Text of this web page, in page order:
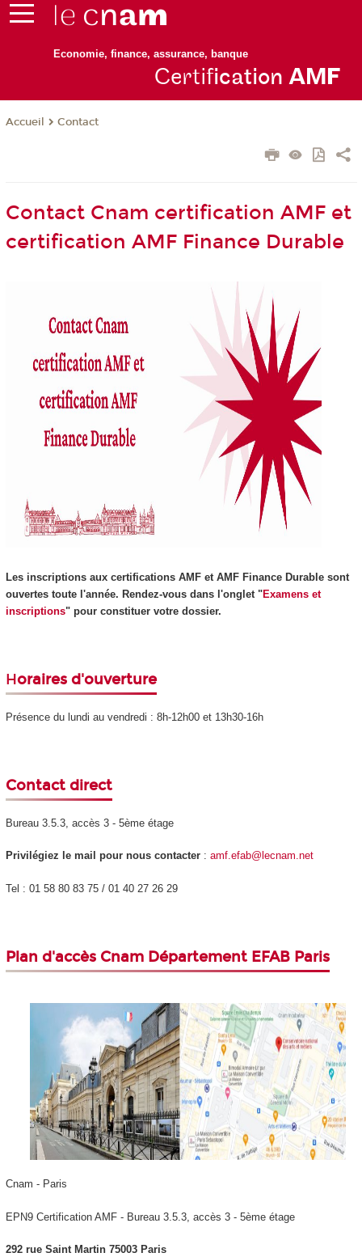
Economie, finance, assurance, banque
Certification AMF
Accueil Contact
Contact Cnam certification AMF et
certification AMF Finance Durable
Les inscriptions aux certifications AMF et AMF Finance Durable sont
ouvertes toute l'année. Rendez-vous dans l'onglet "Examens et
inscriptions" pour constituer votre dossier.
Horaires d'ouverture
Présence du lundi au vendredi : 8h-12h00 et 13h30-16h
Contact direct
Bureau 3.5.3, accès 3 - 5ème étage
Privilégiez le mail pour nous contacter: amf.efab@lecnam.net
Tel : 01 58 80 83 75 / 01 40 27 26 29
Plan d'accès Cnam Département EFAB Paris
Cnam - Paris
EPN9 Certification AMF - Bureau 3.5.3, accès 3 - 5ème étage
292 rue Saint Martin 75003 Paris